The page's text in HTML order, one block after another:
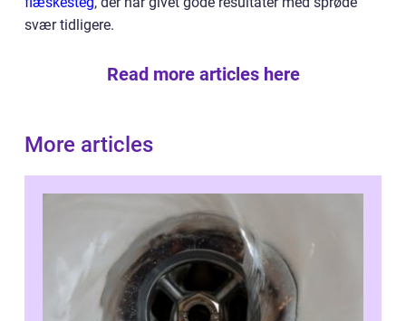
svær tidligere.
Read more articles here
More articles